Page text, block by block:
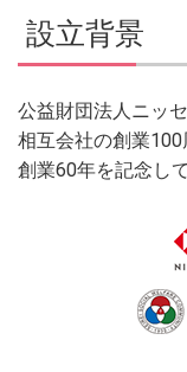
設立背景
公益財団法人ニッ
相互会社の創業
創業60年を記念し